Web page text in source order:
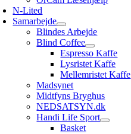
N-Lited
Samarbejde
Blindes Arbejde
Blind Coffee
Espresso Kaffe
Lysristet Kaffe
Mellemristet Kaffe
Madsynet
Midtfyns Bryghus
NEDSATSYN.dk
Handi Life Sport
Basket